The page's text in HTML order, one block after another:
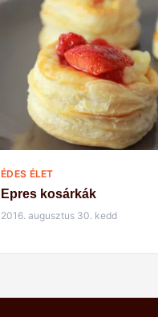
ÉDES ÉLET
Epres kosárkák
2016. augusztus 30. kedd